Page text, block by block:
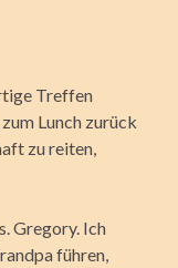
Treffen
Lunch zurück
zu reiten,
Gregory. Ich
führen,